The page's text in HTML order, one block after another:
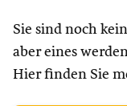
Sie sind noch kein
aber eines
Hier finden Sie